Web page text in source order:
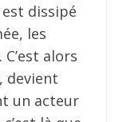
est dissipé
les
alors
devient
un acteur